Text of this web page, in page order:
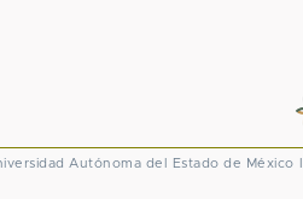
Autónoma del Estado de México